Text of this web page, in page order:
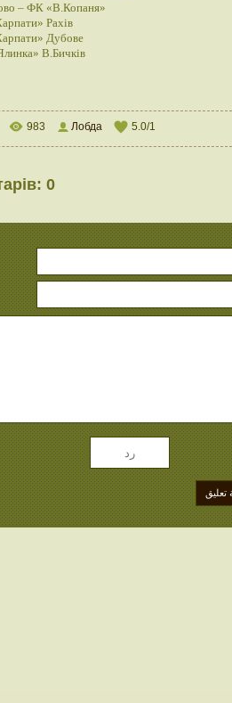
– ФК «В.Копаня»
Рахів
Дубове
В.Бичків
983 Лобда 5.0/1
: 0